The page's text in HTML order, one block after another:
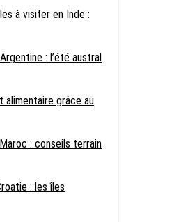
à visiter en Inde :
: l’été austral
alimentaire grâce au
: conseils terrain
: les îles